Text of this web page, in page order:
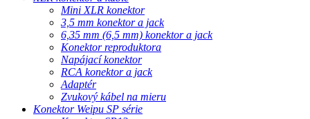
Mini XLR konektor
3,5 mm konektor a jack
6,35 mm (6,5 mm) konektor a jack
Konektor reproduktora
Napájací konektor
RCA konektor a jack
Adaptér
Zvukový kábel na mieru
Konektor Weipu SP série